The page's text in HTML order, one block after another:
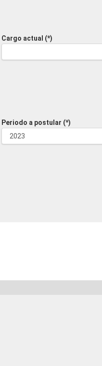
Cargo actual (*)
Periodo a postular (*)